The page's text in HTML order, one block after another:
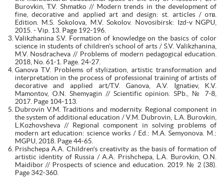
Burovkin, T.V. Shmatko // Modern trends in the development of
fine, decorative and applied art and design: st. articles / отв.
Edition. M.S. Sokolova, M.V. Sokolov. Novosibirsk: Izd-v NGPU,
2015. - Vip. 13. Page 192-196.
Valikzhanina S.V. Formation of knowledge on the basics of color
science in students of children's school of arts / S.V. Valikzhanina,
M.V. Nosdracheva // Problems of modern pedagogical education.
2018, No. 61-1. Page. 24-27.
Ganova T.V. Problems of stylization, artistic transformation and
interpretation in the process of professional training of artists of
decorative and applied art/T.V. Ganova, A.V. Ignatiev, K.V.
Mamontov, O.N. Shemyagin // Scientific opinion. SPb., № 7-8,
2017. Page 104-113.
Dubrovin V.M. Traditions and modernity. Regional component in
the system of additional education / V.M. Dubrovin, L.A. Burovkin,
L.Kozhovsheva // Regional component in solving problems of
modern art education: science works / Ed.: M.A. Semyonova. M.:
MGPU, 2018. Page 44-65.
Prishchepa A.A. Children's creativity as the basis of formation of
artistic identity of Russia / A.A. Prishchepa, L.A. Burovkin, O.N.
Maidibor // Prospects of science and education. 2019. № 2 (38).
Page 342-360.